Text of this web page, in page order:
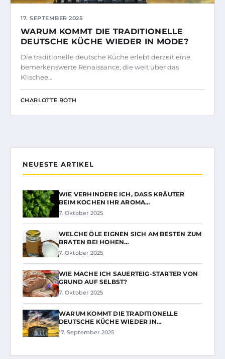
17. SEPTEMBER 2025
WARUM KOMMT DIE TRADITIONELLE
DEUTSCHE KÜCHE WIEDER IN MODE?
Die traditionelle deutsche Küche erlebt derzeit eine
bemerkenswerte Renaissance, die weit über das
Klischee…
CHARLOTTE ROTH
NEUESTE ARTIKEL
WIE VERHINDERE ICH, DASS KRÄUTER
BEIM KOCHEN IHR AROMA…
7. Oktober 2025
WELCHE ÖLE EIGNEN SICH AM BESTEN ZUM
BRATEN BEI HOHEN…
7. Oktober 2025
WIE MACHE ICH SAUERTEIG-STARTER VON
GRUND AUF SELBST?
7. Oktober 2025
WARUM KOMMT DIE TRADITIONELLE
DEUTSCHE KÜCHE WIEDER IN…
17. September 2025